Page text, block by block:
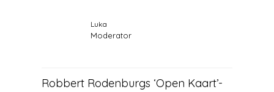
Luka
Moderator
Robbert Rodenburgs ‘Open Kaart’-